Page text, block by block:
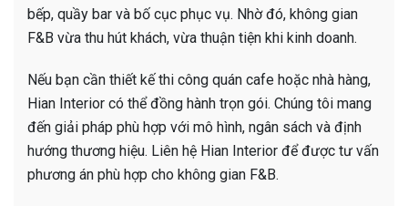
bếp, quầy bar và bố cục phục vụ. Nhờ đó, không gian
F&B vừa thu hút khách, vừa thuận tiện khi kinh doanh.
Nếu bạn cần thiết kế thi công quán cafe hoặc nhà hàng,
Hian Interior có thể đồng hành trọn gói. Chúng tôi mang
đến giải pháp phù hợp với mô hình, ngân sách và định
hướng thương hiệu. Liên hệ Hian Interior để được tư vấn
phương án phù hợp cho không gian F&B.